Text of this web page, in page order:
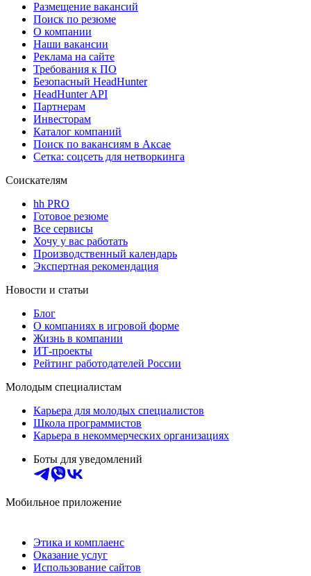
Размещение вакансий
Поиск по резюме
О компании
Наши вакансии
Реклама на сайте
Требования к ПО
Безопасный HeadHunter
HeadHunter API
Партнерам
Инвесторам
Каталог компаний
Поиск по вакансиям в Аксае
Сетка: соцсеть для нетворкинга
Соискателям
hh PRO
Готовое резюме
Все сервисы
Хочу у вас работать
Производственный календарь
Экспертная рекомендация
Новости и статьи
Блог
О компаниях в игровой форме
Жизнь в компании
ИТ-проекты
Рейтинг работодателей России
Молодым специалистам
Карьера для молодых специалистов
Школа программистов
Карьера в некоммерческих организациях
Боты для уведомлений
Мобильное приложение
Этика и комплаенс
Оказание услуг
Использование сайтов